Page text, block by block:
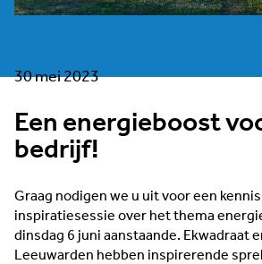
30 mei 2023
Een energieboost
bedrijf!
Graag nodigen we u uit voor een
inspiratiesessie over het thema
dinsdag 6 juni aanstaande. Ekwadraat
Leeuwarden hebben inspirerende